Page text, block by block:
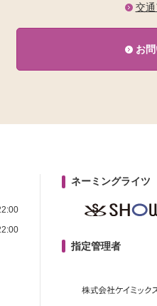
交
お
ネーミングライツ
指定管理者